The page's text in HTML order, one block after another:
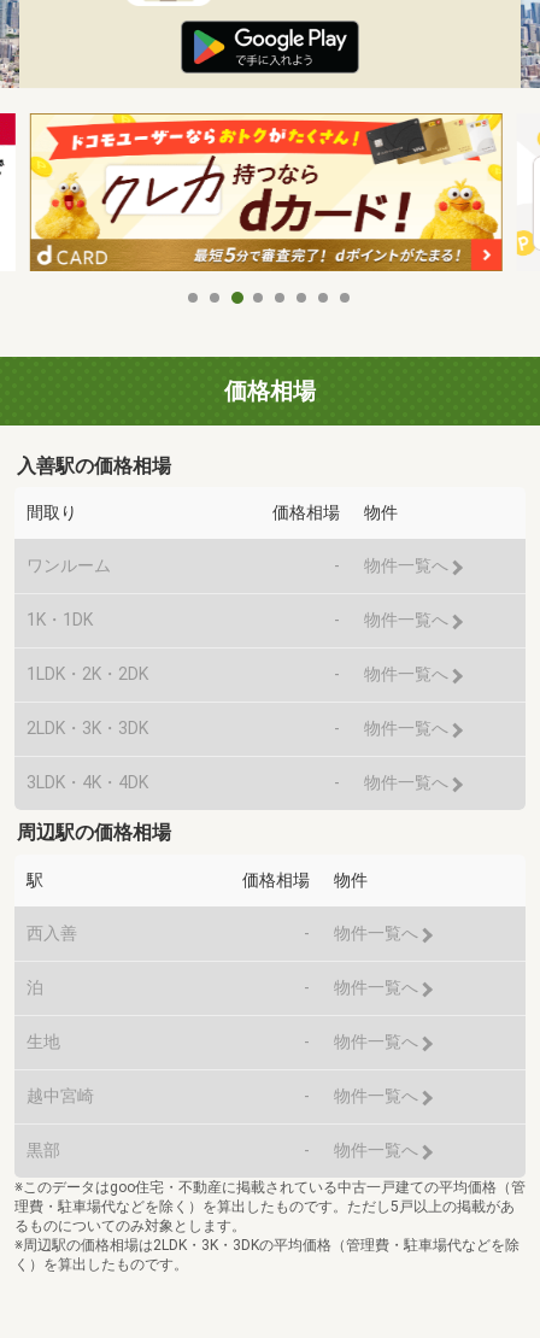
価格相場
入善駅の価格相場
間取り 価格相場 物件
ワンルーム - 物件一覧へ
1K・1DK - 物件一覧へ
1LDK・2K・2DK - 物件一覧へ
2LDK・3K・3DK - 物件一覧へ
3LDK・4K・4DK - 物件一覧へ
周辺駅の価格相場
駅 価格相場 物件
西入善 - 物件一覧へ
泊 - 物件一覧へ
生地 - 物件一覧へ
越中宮崎 - 物件一覧へ
黒部 - 物件一覧へ
※このデータはgoo住宅・不動産に掲載されている中古一戸建ての平均価格（管
理費・駐車場代などを除く）を算出したものです。ただし5戸以上の掲載があ
るものについてのみ対象とします。
※周辺駅の価格相場は2LDK・3K・3DKの平均価格（管理費・駐車場代などを除
く）を算出したものです。